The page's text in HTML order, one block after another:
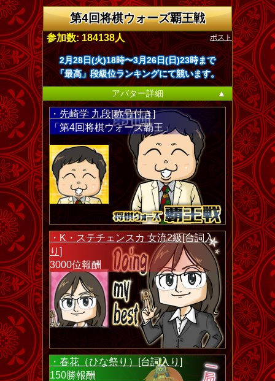
第4回将棋ウォーズ覇王戦
ポスト
参加数: 184138人
2月28日(火)18時〜3月26日(日)23時まで
「最高」段級位ランキングにて競います。
アバター詳細
▲
・先崎学 九段[称号付き]
「第4回将棋ウォーズ覇王」
・K・ステチェンスカ 女流2級[台詞入
り]
3000位報酬
・春花（ひな祭り）[台詞入り]
150勝報酬